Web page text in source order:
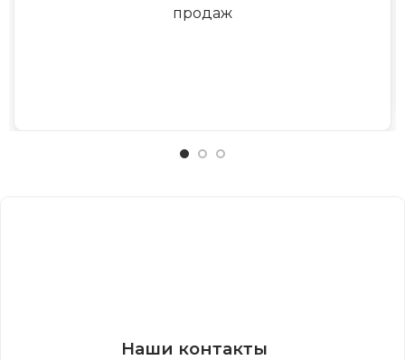
продаж
Наши контакты